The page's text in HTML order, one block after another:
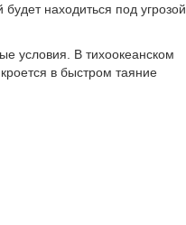
находиться под угрозой,
условия. В тихоокеанском
в быстром таяние